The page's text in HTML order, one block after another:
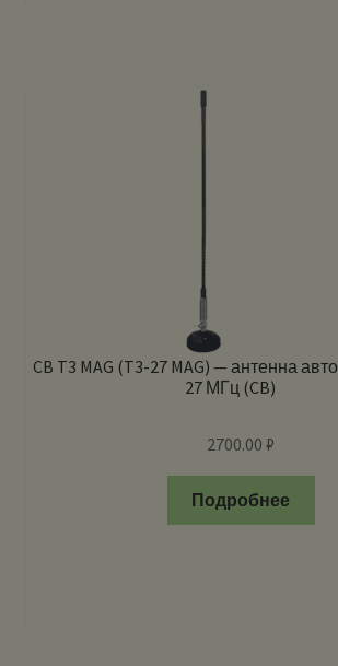
CB T3 MAG (T3-27 MAG) — антенна
27 МГц (CB)
2700.00₽
Подробнее